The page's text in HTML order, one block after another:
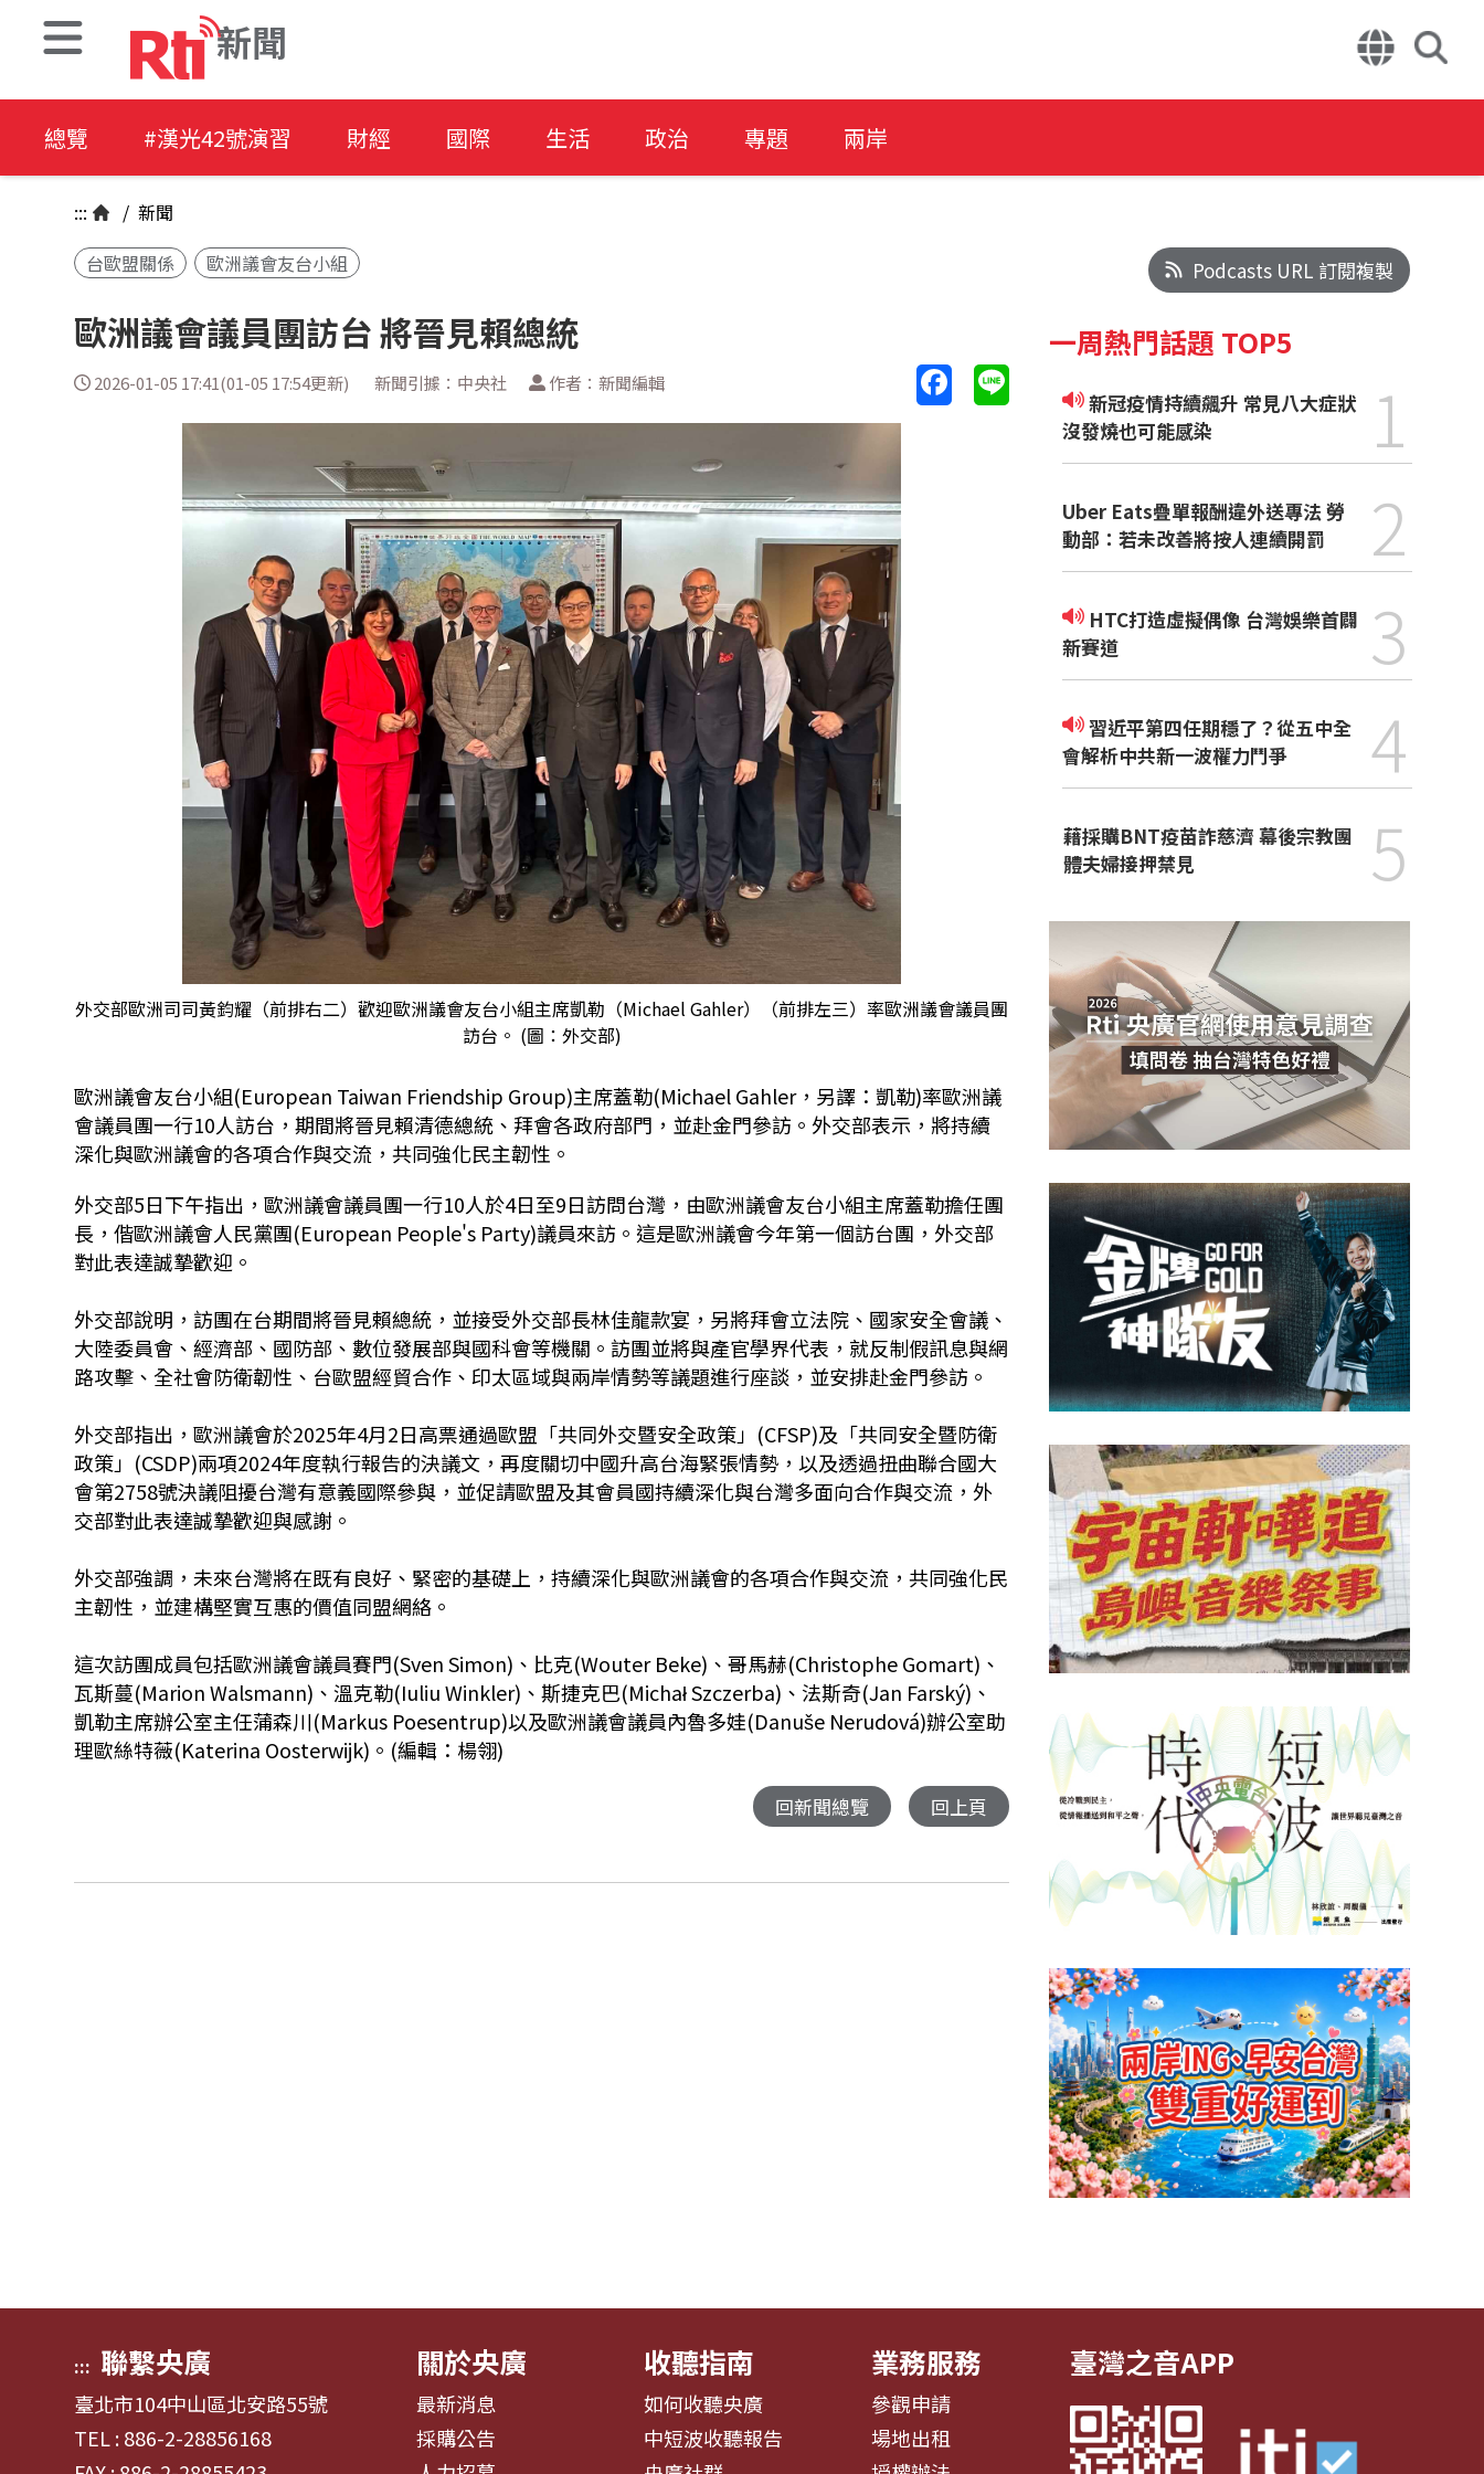
新聞
總覽 #漢光42號演習 財經 國際 生活 政治 專題 兩岸
::: / 新聞
台歐盟關係
歐洲議會友台小組
歐洲議會議員團訪台 將晉見賴總統
2026-01-05 17:41(01-05 17:54更新) 新聞引據：中央社 作者：新聞編輯
外交部歐洲司司黃鈞耀（前排右二）歡迎歐洲議會友台小組主席凱勒（Michael Gahler）（前排左三）率歐洲議會議員團
訪台。 (圖：外交部)
歐洲議會友台小組(European Taiwan Friendship Group)主席蓋勒(Michael Gahler，另譯：凱勒)率歐洲議
會議員團一行10人訪台，期間將晉見賴清德總統、拜會各政府部門，並赴金門參訪。外交部表示，將持續
深化與歐洲議會的各項合作與交流，共同強化民主韌性。
外交部5日下午指出，歐洲議會議員團一行10人於4日至9日訪問台灣，由歐洲議會友台小組主席蓋勒擔任團
長，偕歐洲議會人民黨團(European People's Party)議員來訪。這是歐洲議會今年第一個訪台團，外交部
對此表達誠摯歡迎。
外交部說明，訪團在台期間將晉見賴總統，並接受外交部長林佳龍款宴，另將拜會立法院、國家安全會議、
大陸委員會、經濟部、國防部、數位發展部與國科會等機關。訪團並將與產官學界代表，就反制假訊息與網
路攻擊、全社會防衛韌性、台歐盟經貿合作、印太區域與兩岸情勢等議題進行座談，並安排赴金門參訪。
外交部指出，歐洲議會於2025年4月2日高票通過歐盟「共同外交暨安全政策」(CFSP)及「共同安全暨防衛
政策」(CSDP)兩項2024年度執行報告的決議文，再度關切中國升高台海緊張情勢，以及透過扭曲聯合國大
會第2758號決議阻擾台灣有意義國際參與，並促請歐盟及其會員國持續深化與台灣多面向合作與交流，外
交部對此表達誠摯歡迎與感謝。
外交部強調，未來台灣將在既有良好、緊密的基礎上，持續深化與歐洲議會的各項合作與交流，共同強化民
主韌性，並建構堅實互惠的價值同盟網絡。
這次訪團成員包括歐洲議會議員賽門(Sven Simon)、比克(Wouter Beke)、哥馬赫(Christophe Gomart)、
瓦斯蔓(Marion Walsmann)、溫克勒(Iuliu Winkler)、斯捷克巴(Michał Szczerba)、法斯奇(Jan Farský)、
凱勒主席辦公室主任蒲森川(Markus Poesentrup)以及歐洲議會議員內魯多娃(Danuše Nerudová)辦公室助
理歐絲特薇(Katerina Oosterwijk)。(編輯：楊翎)
回新聞總覽 回上頁
Podcasts URL 訂閱複製
一周熱門話題 TOP5
新冠疫情持續飆升 常見八大症狀
沒發燒也可能感染
1
Uber Eats疊單報酬違外送專法 勞
動部：若未改善將按人連續開罰
2
新賽道
3
習近平第四任期穩了？從五中全
會解析中共新一波權力鬥爭
4
藉採購BNT疫苗詐慈濟 幕後宗教團
體夫婦接押禁見
5
::: 聯繫央廣
臺北市104中山區北安路55號
TEL : 886-2-28856168
關於央廣
最新消息
採購公告
收聽指南
如何收聽央廣
中短波收聽報告
業務服務
參觀申請
場地出租
臺灣之音APP